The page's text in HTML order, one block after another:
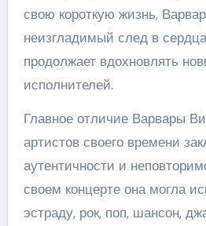
свою короткую жизнь,
неизгладимый след в
продолжает вдохновлять
исполнителей.
Главное отличие Варвары
артистов своего времени
аутентичности и
своем концерте она могла
эстраду, рок, поп, шансон,